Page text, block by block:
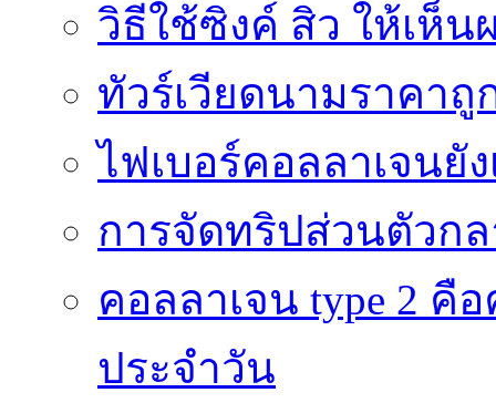
วิธีใช้ซิงค์ สิว ให้เห็
ทัวร์เวียดนามราคาถู
ไฟเบอร์คอลลาเจนยั
การจัดทริปส่วนตัวก
คอลลาเจน type 2
ประจำวัน